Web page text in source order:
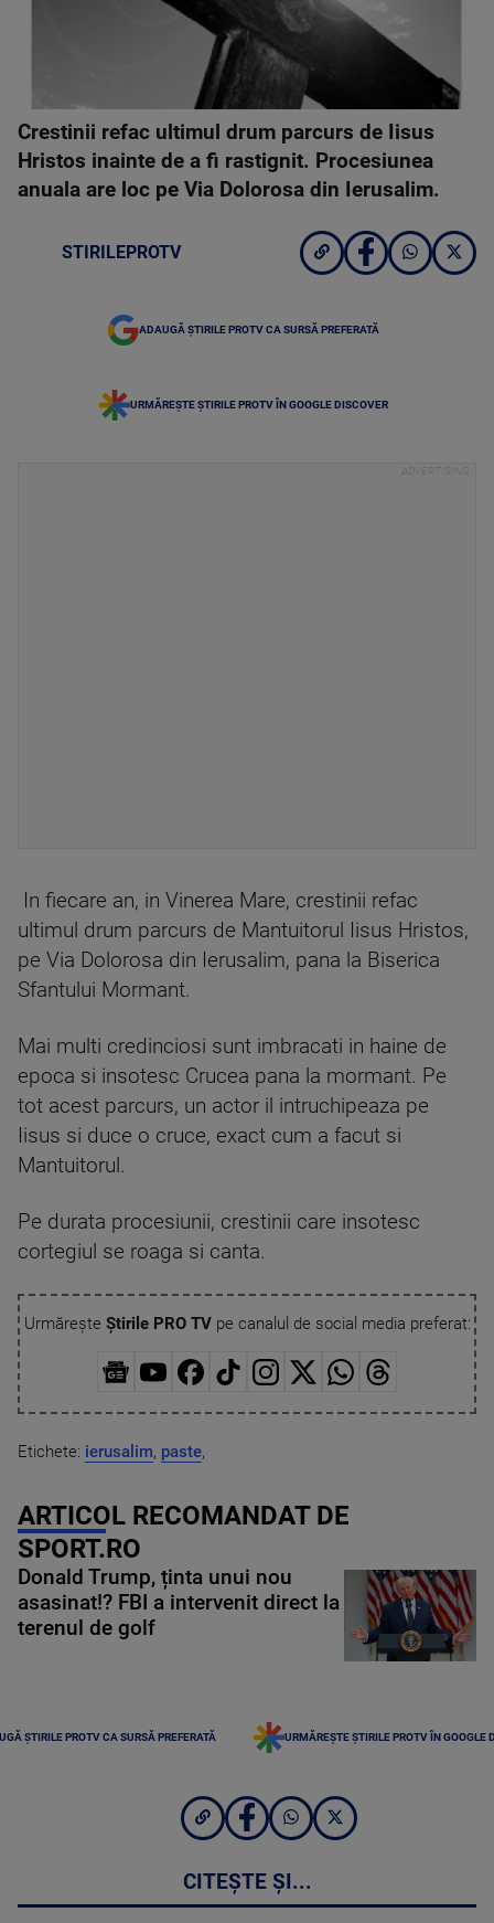
Crestinii refac ultimul drum parcurs de Iisus
Hristos inainte de a fi rastignit. Procesiunea
anuala are loc pe Via Dolorosa din Ierusalim.
STIRILEPROTV
ADAUGĂ ȘTIRILE PROTV CA SURSĂ PREFERATĂ
URMĂREȘTE ȘTIRILE PROTV ÎN GOOGLE DISCOVER
In fiecare an, in Vinerea Mare, crestinii refac
ultimul drum parcurs de Mantuitorul Iisus Hristos,
pe Via Dolorosa din Ierusalim, pana la Biserica
Sfantului Mormant.
Mai multi credinciosi sunt imbracati in haine de
epoca si insotesc Crucea pana la mormant. Pe
tot acest parcurs, un actor il intruchipeaza pe
Iisus si duce o cruce, exact cum a facut si
Mantuitorul.
Pe durata procesiunii, crestinii care insotesc
cortegiul se roaga si canta.
Urmărește Știrile PRO TVpe canalul de social media preferat:
Etichete: ierusalim, paste,
ARTICOL RECOMANDAT DE
SPORT.RO
Donald Trump, ținta unui nou
asasinat!? FBI a intervenit direct la
terenul de golf
ȘTIRILE PROTV CA SURSĂ PREFERATĂ URMĂREȘTE ȘTIRILE PROTV ÎN GOOGLE
CITEȘTE ȘI...